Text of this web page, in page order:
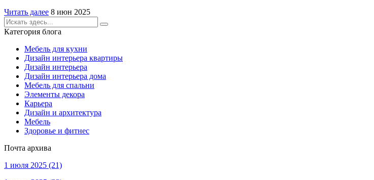
Читать далее 8 июн 2025
Категория блога
Мебель для кухни
Дизайн интерьера квартиры
Дизайн интерьера
Дизайн интерьера дома
Мебель для спальни
Элементы декора
Карьера
Дизайн и архитектура
Мебель
Здоровье и фитнес
Почта архива
1 июля 2025 (21)